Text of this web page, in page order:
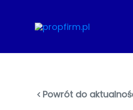
Powrót do